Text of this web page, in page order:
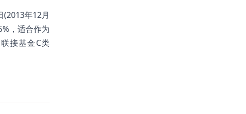
(2013年12月
，适合作为
接基金C类